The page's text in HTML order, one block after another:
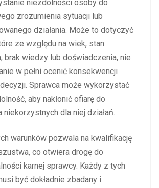
niezdolności osoby do
zrozumienia sytuacji lub
działania. Może to dotyczyć
ze względu na wiek, stan
brak wiedzy lub doświadczenia, nie
w pełni ocenić konsekwencji
Sprawca może wykorzystać
aby nakłonić ofiarę do
niekorzystnych dla niej działań.
warunków pozwala na kwalifikację
co otwiera drogę do
karnej sprawcy. Każdy z tych
być dokładnie zbadany i